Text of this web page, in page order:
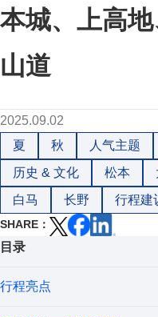
本城、上高
山道
2025.09.02
夏
秋 人气主题
历史 & 文化
松本
白马
长野 行程建
SHARE
目录
行程亮点